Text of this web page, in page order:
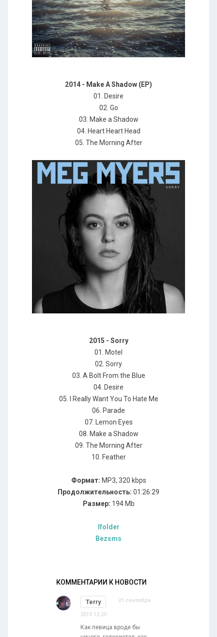
2014 - Make A Shadow (EP)
01. Desire
02. Go
03. Make a Shadow
04. Heart Heart Head
05. The Morning After
2015 - Sorry
01. Motel
02. Sorry
03. A Bolt From the Blue
04. Desire
05. I Really Want You To Hate Me
06. Parade
07. Lemon Eyes
08. Make a Shadow
09. The Morning After
10. Feather
Формат: MP3, 320 kbps
Продолжительность: 01:26:29
Размер: 194 Mb
Ifolder
Bezsms
КОММЕНТАРИИ К НОВОСТИ
Terry 21 сентября
2015 12:25
Как певица вроде бы